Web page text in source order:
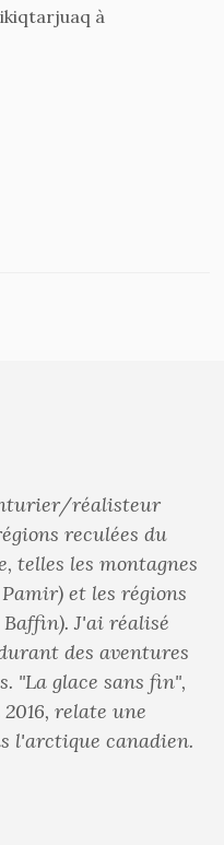
à
réalisteur
reculées du
telles les montagnes
et les régions
J'ai réalisé
des aventures
"La glace sans fin",
relate une
l'arctique canadien.